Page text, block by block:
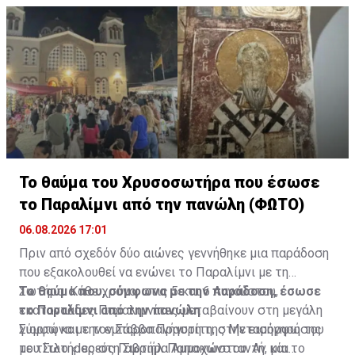
Διαβάστε επίσης:Φωτιά τα ξημερώματα σε μπυραρία
στην Αγία Νάπα-Την έσβησαν οι ιδιοκτήτες
Το θαύμα του Χρυσοσωτήρα που έσωσε
το Παραλίμνι από την πανώλη (ΦΩΤΟ)
06.08.2026 17:01
Πριν από σχεδόν δύο αιώνες γεννήθηκε μια παράδοση
που εξακολουθεί να ενώνει το Παραλίμνι με τη
Σωτήρα. Κάθε χρόνο, στις 5 και 6 Αυγούστου,
εκατοντάδες Παραλιμνίτες μεταβαίνουν στη μεγάλη
γιορτή και την εμποροπανήγυρη της Μεταμόρφωσης
του Σωτήρος στη Σωτήρα Αμμοχώστου. Αν και το
Το θαύμα που, σύμφωνα με την παράδοση, έσωσε
το Παραλίμνι από την πανώλη
Σύμφωνα με τον Σάββα Πραστίτη, στην εισήγησή του
με τίτλο «Ιερεύς Γαβριήλ Παπακωνσταντή, μία